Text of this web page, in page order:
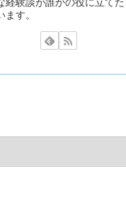
す。